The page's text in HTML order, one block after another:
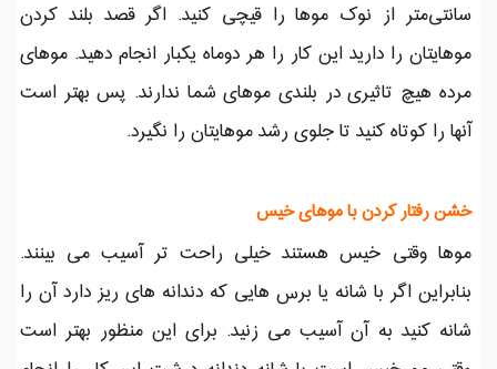
سانتی‌متر از نوک موها را قیچی کنید. اگر قصد بلند کردن
موهایتان را دارید این کار را هر دوماه یکبار انجام دهید. موهای
مرده هیچ تاثیری در بلندی موهای شما ندارند. پس بهتر است
آنها را کوتاه کنید تا جلوی رشد موهایتان را نگیرد.
خشن رفتار کردن با موهای خیس
موها وقتی خیس هستند خیلی راحت تر آسیب می بینند.
بنابراین اگر با شانه یا برس هایی که دندانه های ریز دارد آن را
شانه کنید به آن آسیب می زنید. برای این منظور بهتر است